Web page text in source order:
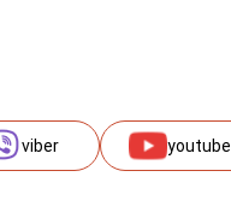
viber youtube